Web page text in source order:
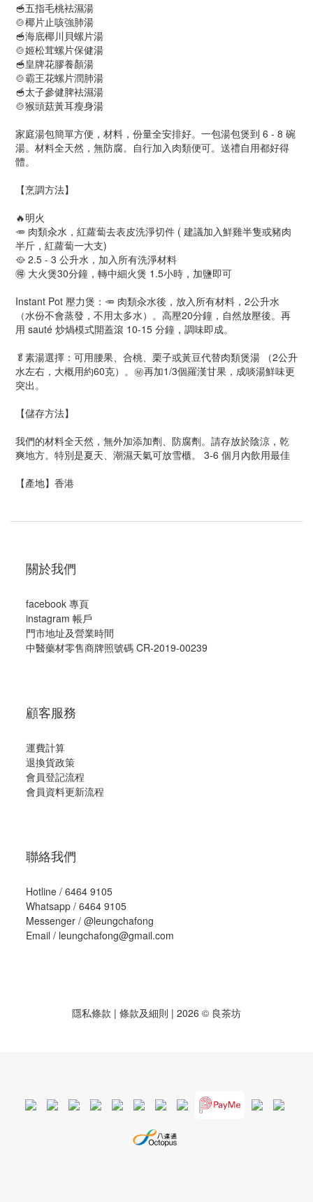
🥣五指毛桃袪濕湯
🍲椰片止咳強肺湯
🥣海底椰川貝螺片湯
🍲姬松茸螺片保健湯
🥣皇牌花膠養顏湯
🍲霸王花螺片潤肺湯
🥣太子參健脾袪濕湯
🍲猴頭菇黃耳瘦身湯
家庭湯包簡單方便，材料，份量全安排好。一包湯包煲到 6 - 8 碗
湯。材料全天然，無防腐。自行加入肉類便可。送禮自用都好得
體。
【烹調方法】
🔥明火
🥕 肉類汆水，紅蘿蔔去表皮洗淨切件 ( 建議加入鮮雞半隻或豬肉
半斤，紅蘿蔔一大支)
🥘 2.5 - 3 公升水，加入所有洗淨材料
🉐 大火煲30分鐘，轉中細火煲 1.5小時，加鹽即可
Instant Pot 壓力煲：🥕 肉類汆水後，放入所有材料，2公升水
（水份不會蒸發，不用太多水）。高壓20分鐘，自然放壓後。再
用 sauté 炒煱模式開蓋滾 10-15 分鐘，調味即成。
🥬素湯選擇：可用腰果、合桃、栗子或黃豆代替肉類煲湯 （2公升
水左右，大概用約60克）。㊙️再加1/3個羅漢甘果，成啖湯鮮味更
突出。
【儲存方法】
我們的材料全天然，無外加添加劑、防腐劑。請存放於陰涼，乾
爽地方。特別是夏天、潮濕天氣可放雪櫃。 3-6 個月內飲用最佳
【產地】香港
關於我們
facebook 專頁
instagram 帳戶
門市地址及營業時間
中醫藥材零售商牌照號碼 CR-2019-00239
顧客服務
運費計算
退換貨政策
會員登記流程
會員資料更新流程
聯絡我們
Hotline / 6464 9105
Whatsapp / 6464 9105
Messenger / @leungchafong
Email / leungchafong@gmail.com
隱私條款 | 條款及細則 | 2026 © 良茶坊